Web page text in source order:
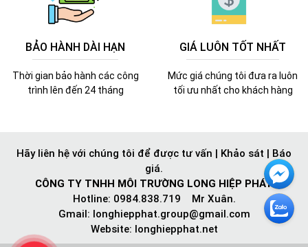
BẢO HÀNH DÀI HẠN
Thời gian bảo hành các công
trình lên đến 24 tháng
GIÁ LUÔN TỐT NHẤT
Mức giá chúng tôi đưa ra luôn
tối ưu nhất cho khách hàng
Hãy liên hệ với chúng tôi để được tư vấn | Khảo sát | Báo
giá.
CÔNG TY TNHH MÔI TRƯỜNG LONG HIỆP PHÁT
Hotline: 0984.838.719 Mr Xuân.
Gmail: longhiepphat.group@gmail.com
Website: longhiepphat.net